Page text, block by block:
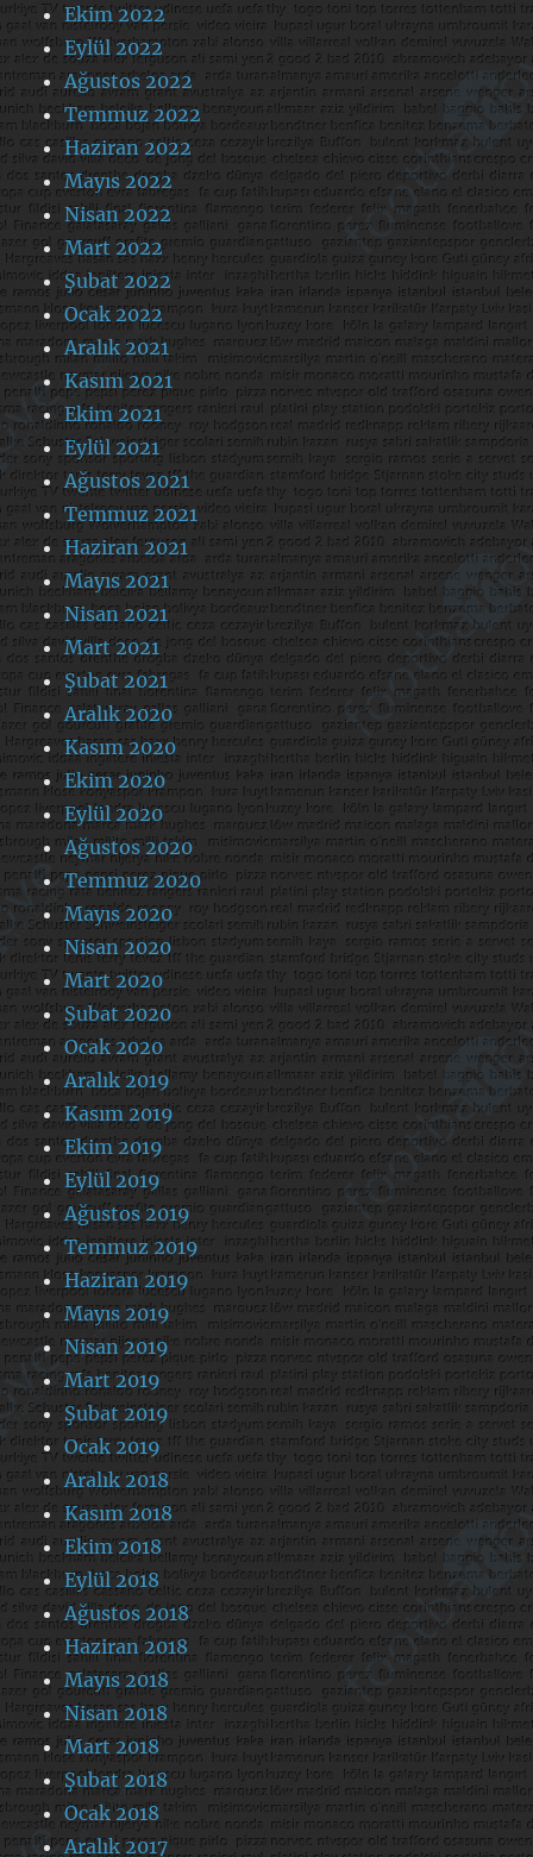
Ekim 2022
Eylül 2022
Ağustos 2022
Temmuz 2022
Haziran 2022
Mayıs 2022
Nisan 2022
Mart 2022
Şubat 2022
Ocak 2022
Aralık 2021
Kasım 2021
Ekim 2021
Eylül 2021
Ağustos 2021
Temmuz 2021
Haziran 2021
Mayıs 2021
Nisan 2021
Mart 2021
Şubat 2021
Aralık 2020
Kasım 2020
Ekim 2020
Eylül 2020
Ağustos 2020
Temmuz 2020
Mayıs 2020
Nisan 2020
Mart 2020
Şubat 2020
Ocak 2020
Aralık 2019
Kasım 2019
Ekim 2019
Eylül 2019
Ağustos 2019
Temmuz 2019
Haziran 2019
Mayıs 2019
Nisan 2019
Mart 2019
Şubat 2019
Ocak 2019
Aralık 2018
Kasım 2018
Ekim 2018
Eylül 2018
Ağustos 2018
Haziran 2018
Mayıs 2018
Nisan 2018
Mart 2018
Şubat 2018
Ocak 2018
Aralık 2017